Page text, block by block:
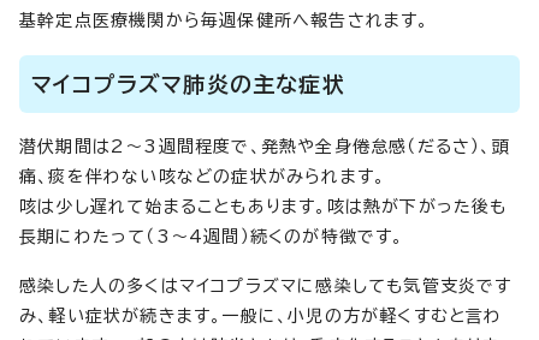
基幹定点医療機関から毎週保健所へ報告されます。
マイコプラズマ肺炎の主な症状
潜伏期間は2～3週間程度で、発熱や全身倦怠感（だるさ）、頭
痛、痰を伴わない咳などの症状がみられます。
咳は少し遅れて始まることもあります。咳は熱が下がった後も
長期にわたって（3～4週間）続くのが特徴です。
感染した人の多くはマイコプラズマに感染しても気管支炎です
み、軽い症状が続きます。一般に、小児の方が軽くすむと言わ